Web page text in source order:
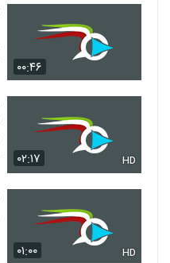
۰۰:۴۶
۰۲:۱۷ HD
۰۱:۰۰ HD